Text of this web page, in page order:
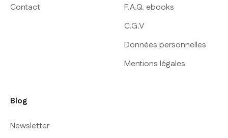
Contact
F.A.Q. ebooks
C.G.V
Données personnelles
Mentions légales
Blog
Newsletter